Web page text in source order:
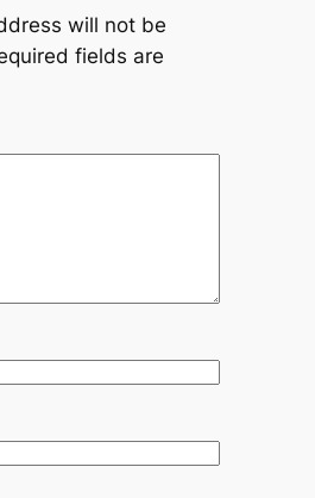
will not be
fields are